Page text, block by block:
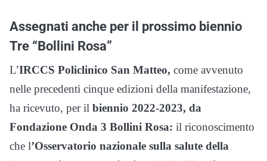
Assegnati anche per il prossimo biennio
Tre “Bollini Rosa”
L’IRCCS Policlinico San Matteo, come avvenuto
nelle precedenti cinque edizioni della manifestazione,
ha ricevuto, per il biennio 2022-2023, da
Fondazione Onda 3 Bollini Rosa: il riconoscimento
che l’Osservatorio nazionale sulla salute della